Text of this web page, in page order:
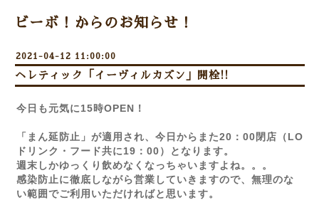
ビーボ！からのお知らせ！
2021-04-12 11:00:00
ヘレティック「イーヴィルカズン」開栓!!
今日も元気に15時OPEN！
「まん延防止」が適用され、今日からまた20：00閉店（LO
ドリンク・フード共に19：00）となります。
週末しかゆっくり飲めなくなっちゃいますよね。。。
感染防止に徹底しながら営業していきますので、無理のな
い範囲でご利用いただければと思います。